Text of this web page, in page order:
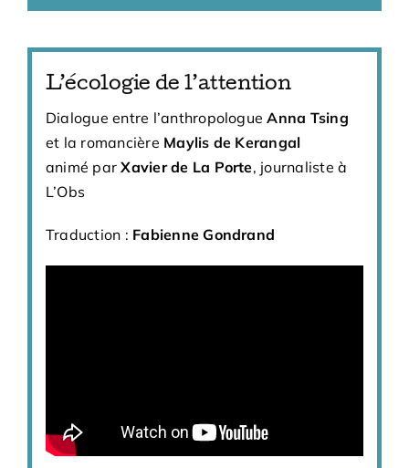
L’écologie de l’attention
Dialogue entre l’anthropologueAnna Tsing
et la romancière Maylis de Kerangal
animé parXavier de La Porte, journaliste à
L’Obs
Traduction : Fabienne Gondrand